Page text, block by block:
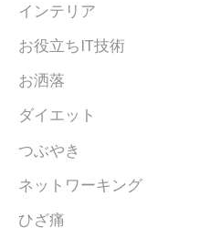
インテリア
お役立ちIT技術
お洒落
ダイエット
つぶやき
ネットワーキング
ひざ痛